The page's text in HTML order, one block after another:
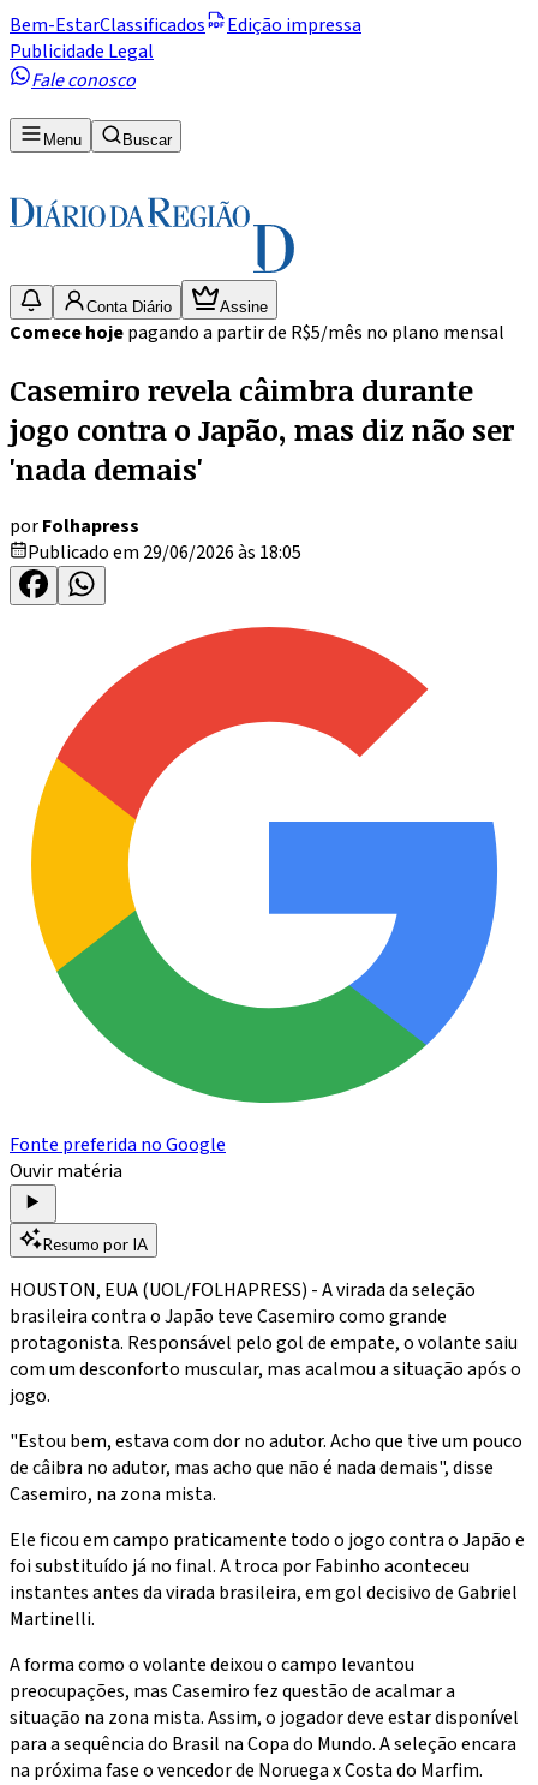
Bem-EstarClassificados
Edição impressa
Publicidade Legal
Fale conosco
Menu Buscar
Conta Diário Assine
Comece hojepagando a partir de R$5/mês no plano mensal
Casemiro revela câimbra durante
jogo contra o Japão, mas diz não ser
'nada demais'
porFolhapress
Publicado em 29/06/2026 às 18:05
Fonte preferida no Google
Ouvir matéria
Resumo por IA
HOUSTON, EUA (UOL/FOLHAPRESS) - A virada da seleção
brasileira contra o Japão teve Casemiro como grande
protagonista. Responsável pelo gol de empate, o volante saiu
com um desconforto muscular, mas acalmou a situação após o
jogo.
"Estou bem, estava com dor no adutor. Acho que tive um pouco
de câibra no adutor, mas acho que não é nada demais", disse
Casemiro, na zona mista.
Ele ficou em campo praticamente todo o jogo contra o Japão e
foi substituído já no final. A troca por Fabinho aconteceu
instantes antes da virada brasileira, em gol decisivo de Gabriel
Martinelli.
A forma como o volante deixou o campo levantou
preocupações, mas Casemiro fez questão de acalmar a
situação na zona mista. Assim, o jogador deve estar disponível
para a sequência do Brasil na Copa do Mundo. A seleção encara
na próxima fase o vencedor de Noruega x Costa do Marfim.